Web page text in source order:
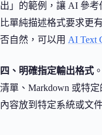
出」的範例，讓 AI 參
比單純描述格式要求更
否自然，可以用 AI Text
四、明確指定輸出格式
清單、Markdown 或特
內容放到特定系統或文